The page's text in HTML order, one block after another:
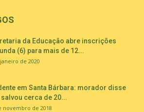
da Educação abre inscrições
(6) para mais de 12...
de 2020
em Santa Bárbara: morador disse
salvou cerca de 20...
novembro de 2018